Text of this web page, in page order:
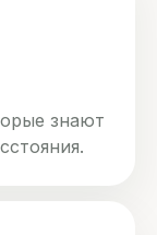
знают